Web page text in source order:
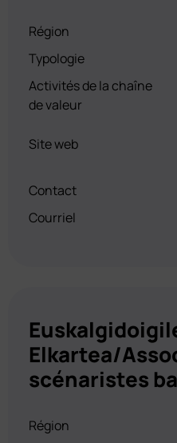
Région
Typologie
Activités de la chaîne
de valeur
Site web
Contact
Courriel
Elkartea/
scénaristes
Région